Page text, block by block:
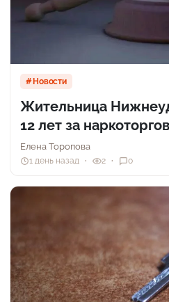
Новости
Жительница
12 лет за
Елена Торопова
1 день назад 2 0